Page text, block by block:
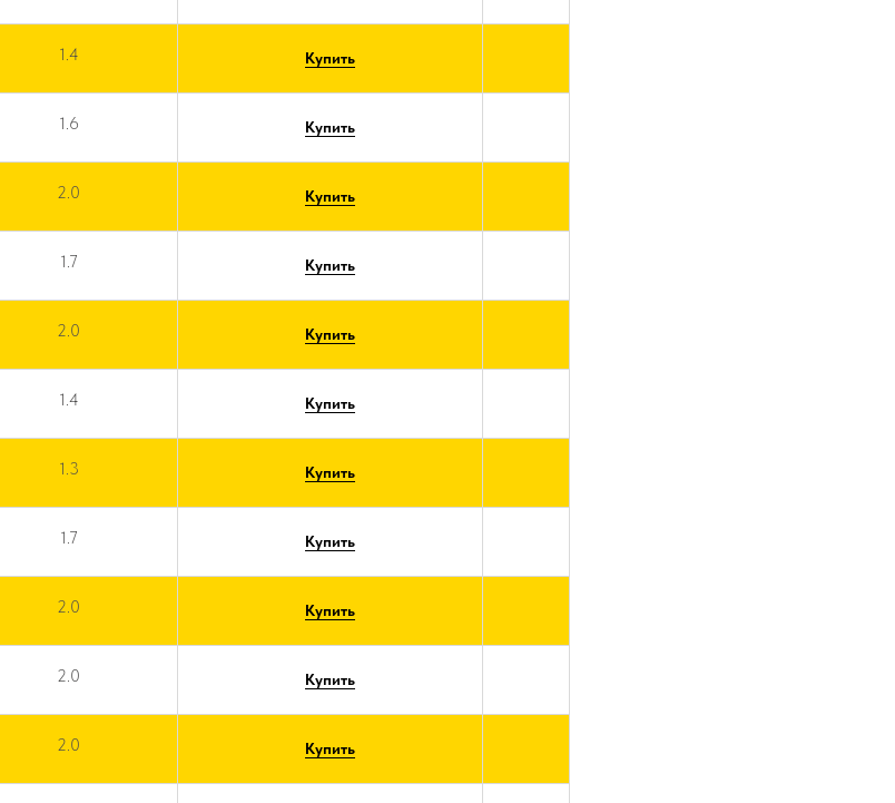
1.4 Купить
1.6 Купить
2.0 Купить
1.7 Купить
2.0 Купить
1.4 Купить
1.3 Купить
1.7 Купить
2.0 Купить
2.0 Купить
2.0 Купить